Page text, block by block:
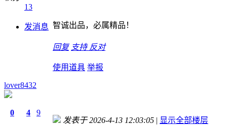
13
发消息 智诚出品，必属精品！
回复 支持 反对
使用道具 举报
lover8432
0 4 9
发表于 2026-4-13 12:03:05 | 显示全部楼层